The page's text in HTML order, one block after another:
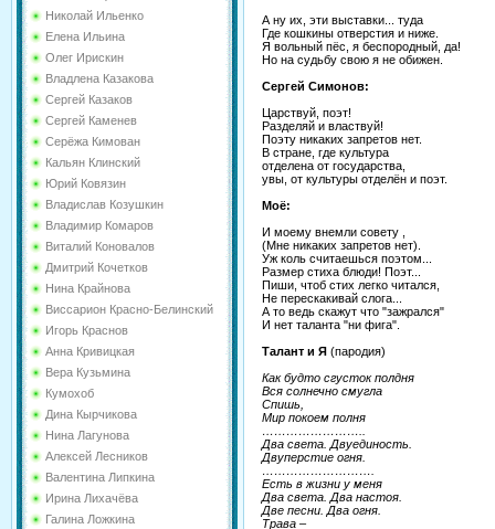
Николай Ильенко
Елена Ильина
Олег Ирискин
Владлена Казакова
Сергей Казаков
Сергей Каменев
Серёжа Кимован
Кальян Клинский
Юрий Ковязин
Владислав Козушкин
Владимир Комаров
Виталий Коновалов
Дмитрий Кочетков
Нина Крайнова
Виссарион Красно-Белинский
Игорь Краснов
Анна Кривицкая
Вера Кузьмина
Кумохоб
Дина Кырчикова
Нина Лагунова
Алексей Лесников
Валентина Липкина
Ирина Лихачёва
Галина Ложкина
А ну их, эти выставки... туда
Где кошкины отверстия и ниже.
Я вольный пёс, я беспородный, да!
Но на судьбу свою я не обижен.
Сергей Симонов:
Царствуй, поэт!
Разделяй и властвуй!
Поэту никаких запретов нет.
В стране, где культура
отделена от государства,
увы, от культуры отделён и поэт.
Моё:
И моему внемли совету ,
(Мне никаких запретов нет).
Уж коль считаешься поэтом...
Размер стиха блюди! Поэт...
Пиши, чтоб стих легко читался,
Не перескакивай слога...
А то ведь скажут что "зажрался"
И нет таланта "ни фига".
Талант и Я (пародия)
Как будто сгусток полдня
Вся солнечно смугла
Спишь,
Мир покоем полня
……………………..
Два света. Двуединость.
Двуперстие огня.
……………………….
Есть в жизни у меня
Два света. Два настоя.
Две песни. Два огня.
Трава –